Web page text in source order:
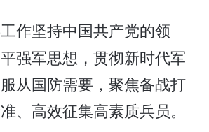
作坚持中国共产党的领
强军思想，贯彻新时代军
从国防需要，聚焦备战打
、高效征集高素质兵员。